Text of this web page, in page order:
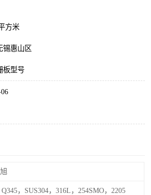
方米
锡惠山区
板型号
，SUS304，316L，254SMO，2205